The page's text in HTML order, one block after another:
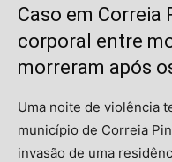
Caso em Correia
corporal entre
morreram após
Uma noite de violência
município de Correia
invasão de uma